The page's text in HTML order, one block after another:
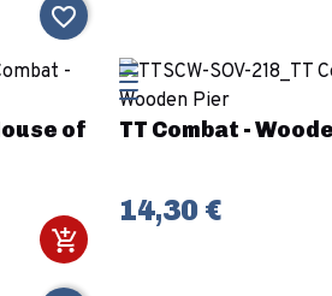
favorite_border
of
TT Combat -
14,30 €